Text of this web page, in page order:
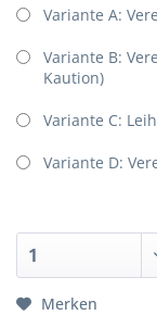
Variante A:
Variante B:
Kaution)
Variante C:
Variante D:
Merken